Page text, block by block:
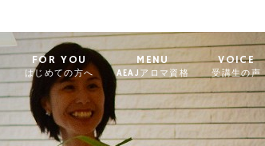
FOR YOU
はじめての方へ
MENU
AEAJアロマ資格
VOICE
受講生の声